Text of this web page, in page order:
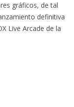
gráficos, de tal
definitiva
Live Arcade de la